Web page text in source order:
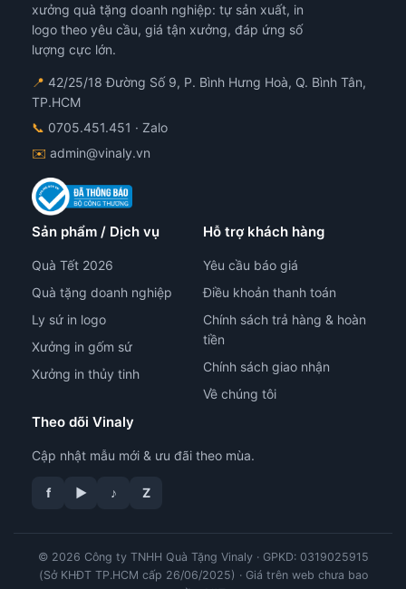
được
chọn
sản
xưởng quà tặng doanh nghiệp: tự sản xuất, in
logo theo yêu cầu, giá tận xưởng, đáp ứng số
lượng cực lớn.
📍 42/25/18 Đường Số 9, P. Bình Hưng Hoà, Q. Bình Tân,
TP.HCM
📞 0705.451.451 · Zalo
✉️ admin@vinaly.vn
Sản phẩm / Dịch vụ
Quà Tết 2026
Quà tặng doanh nghiệp
Ly sứ in logo
Xưởng in gốm sứ
Xưởng in thủy tinh
Hỗ trợ khách hàng
Yêu cầu báo giá
Điều khoản thanh toán
Chính sách trả hàng & hoàn
tiền
Chính sách giao nhận
Về chúng tôi
Theo dõi Vinaly
Cập nhật mẫu mới & ưu đãi theo mùa.
f ▶ ♪ Z
© 2026 Công ty TNHH Quà Tặng Vinaly · GPKD: 0319025915
(Sở KHĐT TP.HCM cấp 26/06/2025) · Giá trên web chưa bao